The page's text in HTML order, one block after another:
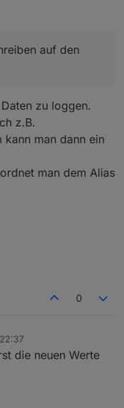
auf den
zu loggen.
z.B.
man dann ein
man dem Alias
0
die neuen Werte